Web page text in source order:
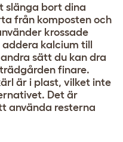
slänga bort dina
från komposten och
krossade
kalcium till
sätt du kan dra
finare.
är i plast, vilket inte
Det är
använda resterna